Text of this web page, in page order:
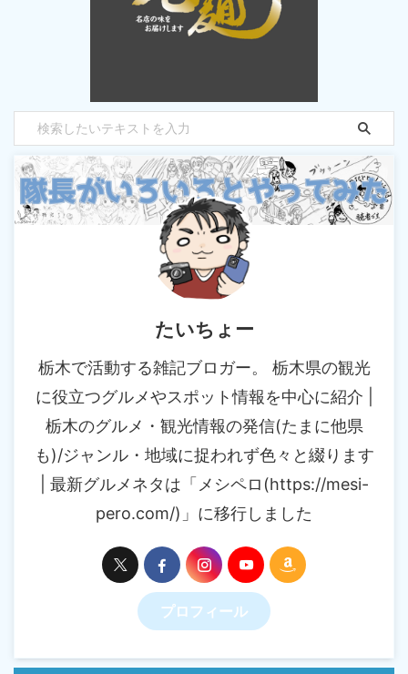
たいちょー
栃木で活動する雑記ブロガー。 栃木県の観光
に役立つグルメやスポット情報を中心に紹介 |
栃木のグルメ・観光情報の発信(たまに他県
も)/ジャンル・地域に捉われず色々と綴ります
| 最新グルメネタは「メシペロ(https://mesi-
pero.com/)」に移行しました
プロフィール